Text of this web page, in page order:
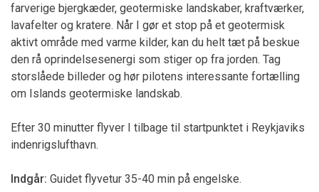
farverige bjergkæder, geotermiske landskaber, kraftværker,
lavafelter og kratere. Når I gør et stop på et geotermisk
aktivt område med varme kilder, kan du helt tæt på beskue
den rå oprindelsesenergi som stiger op fra jorden. Tag
storslåede billeder og hør pilotens interessante fortælling
om Islands geotermiske landskab.
Efter 30 minutter flyver I tilbage til startpunktet i Reykjaviks
indenrigslufthavn.
Indgår: Guidet flyvetur 35-40 min på engelske.